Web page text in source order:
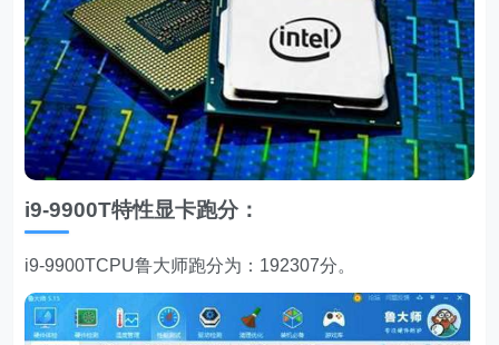
i9-9900T特性显卡跑分：
i9-9900TCPU鲁大师跑分为：192307分。